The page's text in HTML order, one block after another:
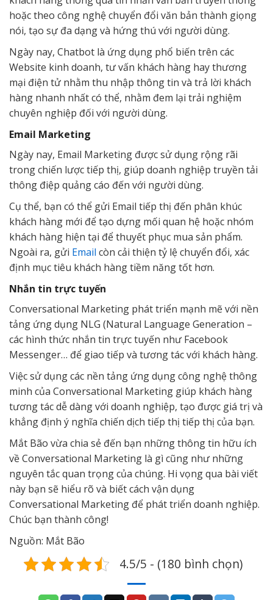
hoặc theo công nghệ chuyển đổi văn bản thành giọng
nói, tạo sự đa dạng và hứng thú với người dùng.
Ngày nay, Chatbot là ứng dụng phổ biến trên các
Website kinh doanh, tư vấn khách hàng hay thương
mại điện tử nhằm thu nhập thông tin và trả lời khách
hàng nhanh nhất có thể, nhằm đem lại trải nghiệm
chuyên nghiệp đối với người dùng.
Email Marketing
Ngày nay, Email Marketing được sử dụng rộng rãi
trong chiến lược tiếp thị, giúp doanh nghiệp truyền tải
thông điệp quảng cáo đến với người dùng.
Cụ thể, bạn có thể gửi Email tiếp thị đến phân khúc
khách hàng mới để tạo dựng mối quan hệ hoặc nhóm
khách hàng hiện tại để thuyết phục mua sản phẩm.
Ngoài ra, gửi Email còn cải thiện tỷ lệ chuyển đổi, xác
định mục tiêu khách hàng tiềm năng tốt hơn.
Nhắn tin trực tuyến
Conversational Marketing phát triển mạnh mẽ với nền
tảng ứng dụng NLG (Natural Language Generation –
các hình thức nhắn tin trực tuyến như Facebook
Messenger… để giao tiếp và tương tác với khách hàng.
Việc sử dụng các nền tảng ứng dụng công nghệ thông
minh của Conversational Marketing giúp khách hàng
tương tác dễ dàng với doanh nghiệp, tạo được giá trị và
khẳng định ý nghĩa chiến dịch tiếp thị tiếp thị của bạn.
Mắt Bão vừa chia sẻ đến bạn những thông tin hữu ích
về Conversational Marketing là gì cũng như những
nguyên tắc quan trọng của chúng. Hi vọng qua bài viết
này bạn sẽ hiểu rõ và biết cách vận dụng
Conversational Marketing để phát triển doanh nghiệp.
Chúc bạn thành công!
Nguồn: Mắt Bão
4.5/5 - (180 bình chọn)